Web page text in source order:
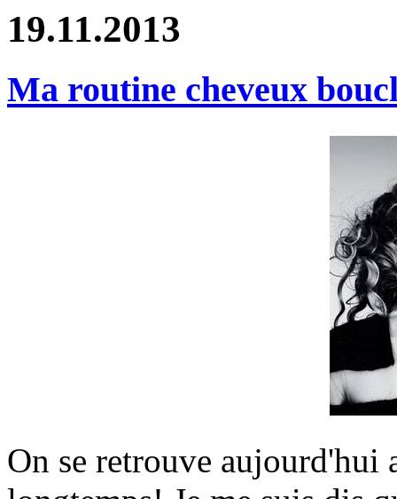
19.11.2013
Ma routine cheveux
On se retrouve aujourd'hui